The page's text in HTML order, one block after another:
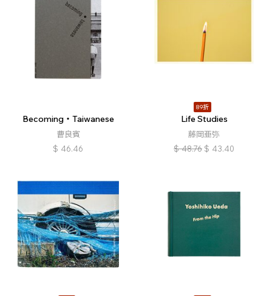
Becoming・Taiwanese
曹良賓
$ 46.46
89折
Life Studies
藤岡亜弥
$ 48.76 $ 43.40